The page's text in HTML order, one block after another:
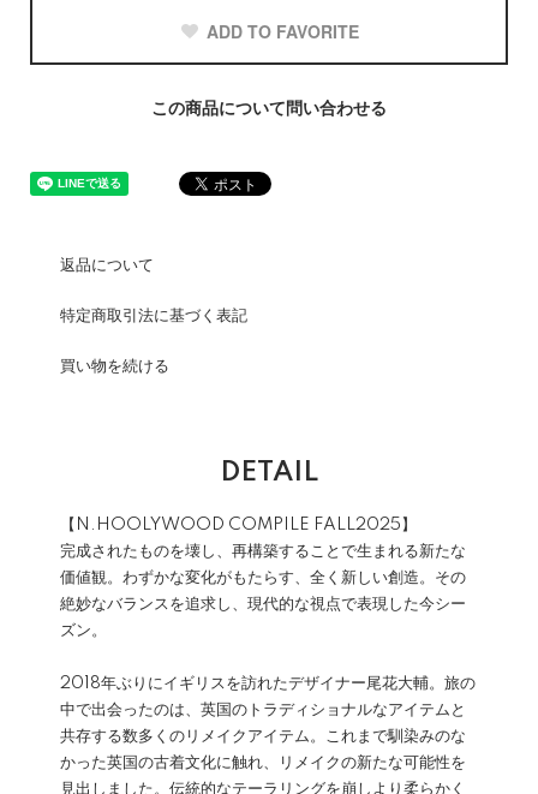
ADD TO FAVORITE
この商品について問い合わせる
返品について
特定商取引法に基づく表記
買い物を続ける
DETAIL
【N.HOOLYWOOD COMPILE FALL2025】
完成されたものを壊し、再構築することで生まれる新たな
価値観。わずかな変化がもたらす、全く新しい創造。その
絶妙なバランスを追求し、現代的な視点で表現した今シー
ズン。
2018年ぶりにイギリスを訪れたデザイナー尾花大輔。旅の
中で出会ったのは、英国のトラディショナルなアイテムと
共存する数多くのリメイクアイテム。これまで馴染みのな
かった英国の古着文化に触れ、リメイクの新たな可能性を
見出しました。伝統的なテーラリングを崩しより柔らかく